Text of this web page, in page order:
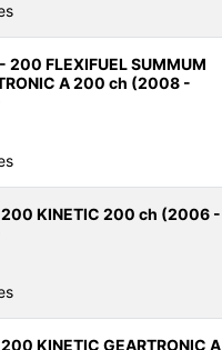
200 FLEXIFUEL SUMMUM
A 200 ch (2008 -
KINETIC 200 ch (2006 -
KINETIC GEARTRONIC A